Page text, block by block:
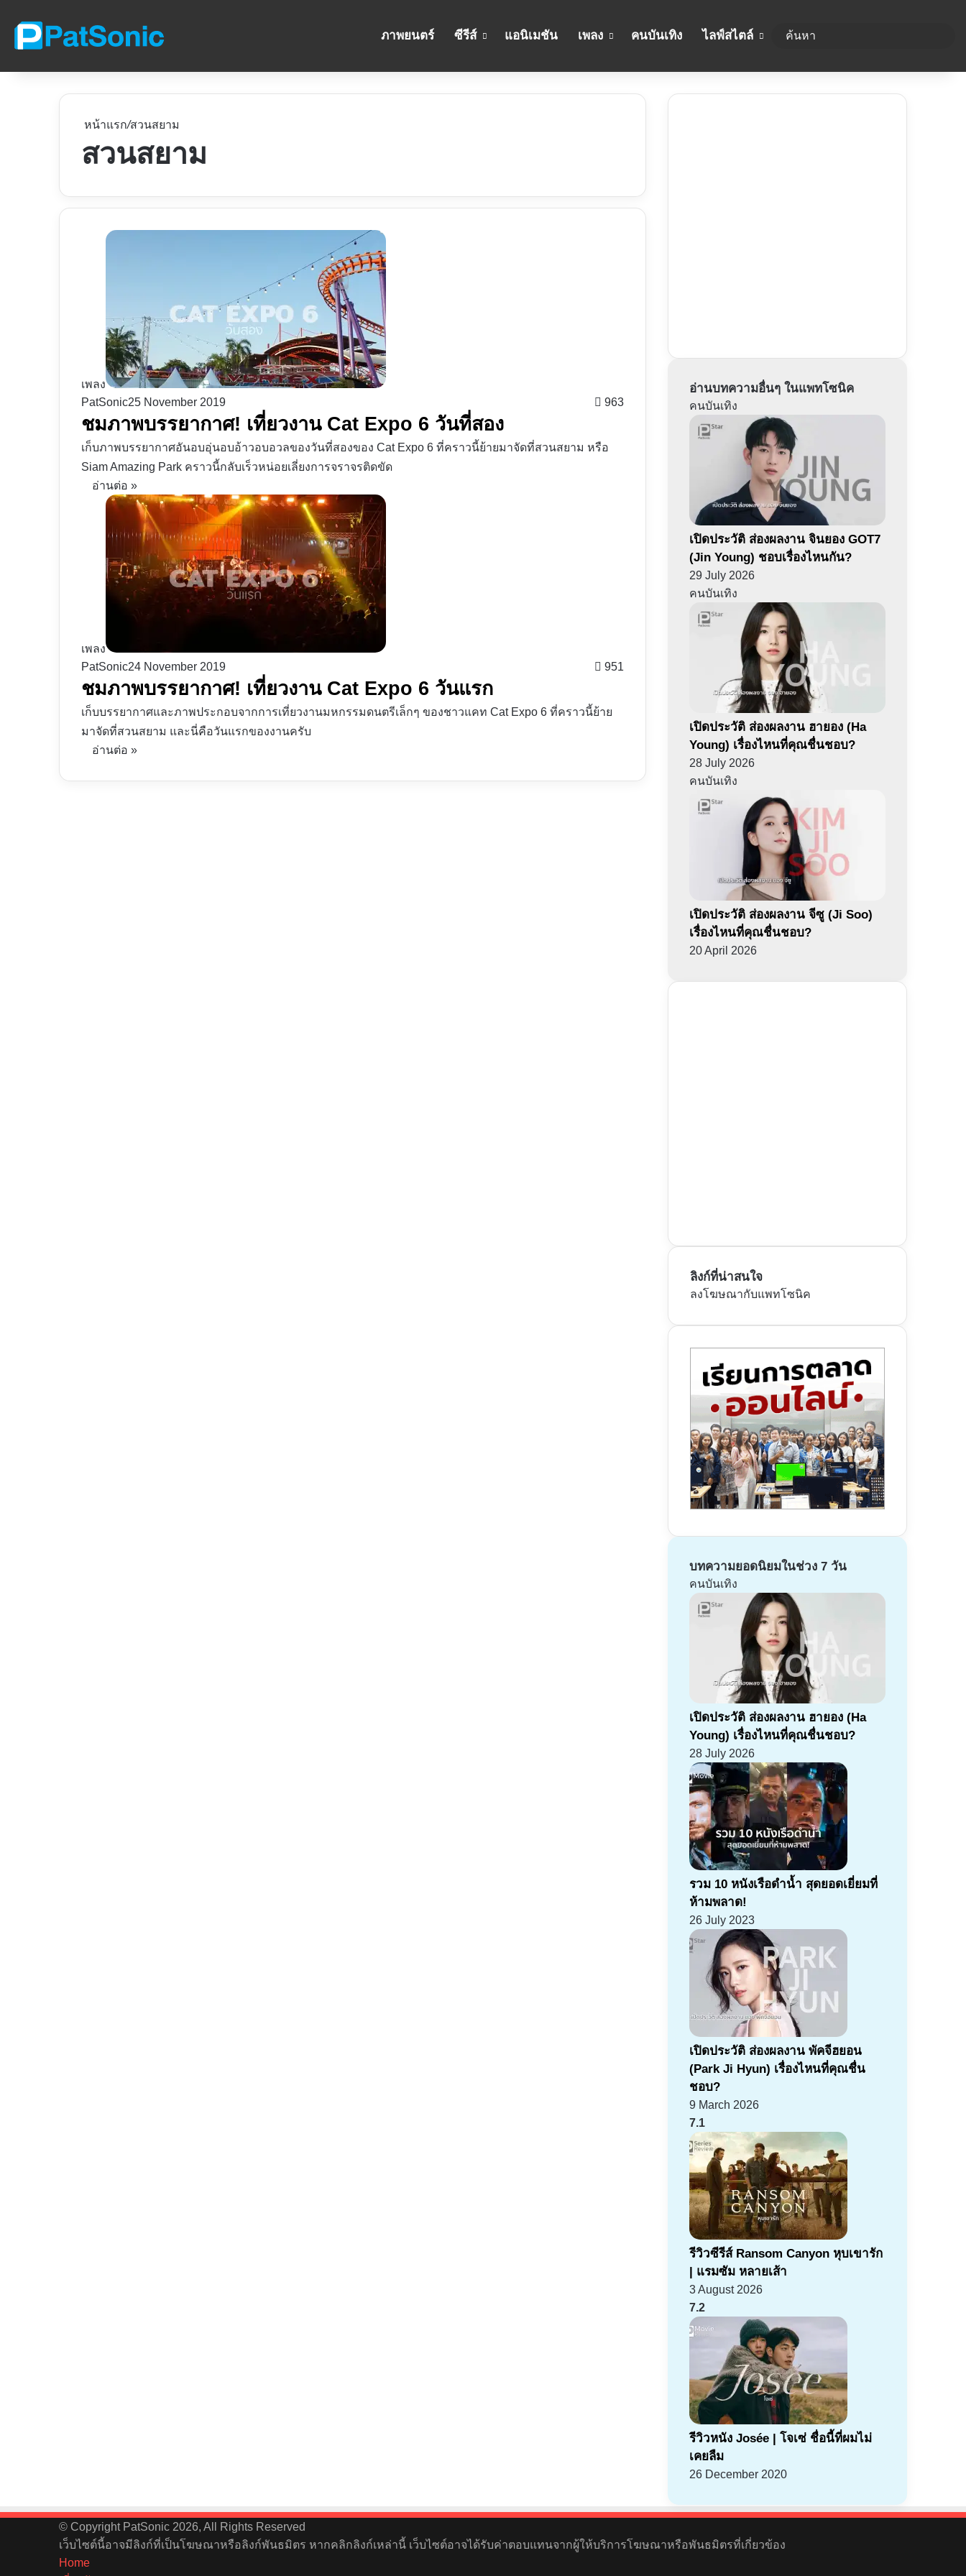
ภาพยนตร์ ซีรีส์ แอนิเมชัน เพลง คนบันเทิง ไลฟ์สไตล์
หน้าแรก/สวนสยาม
สวนสยาม
เพลง
PatSonic25 November 2019 963
ชมภาพบรรยากาศ! เที่ยวงาน Cat Expo 6 วันที่สอง
เก็บภาพบรรยากาศอันอบอุ่นอบอ้าวอบอวลของวันที่สองของ Cat Expo 6 ที่คราวนี้ย้ายมาจัดที่สวนสยาม หรือ
Siam Amazing Park คราวนี้กลับเร็วหน่อยเลี่ยงการจราจรติดขัด
อ่านต่อ »
เพลง
PatSonic24 November 2019 951
ชมภาพบรรยากาศ! เที่ยวงาน Cat Expo 6 วันแรก
เก็บบรรยากาศและภาพประกอบจากการเที่ยวงานมหกรรมดนตรีเล็กๆ ของชาวแคท Cat Expo 6 ที่คราวนี้ย้าย
มาจัดที่สวนสยาม และนี่คือวันแรกของงานครับ
อ่านต่อ »
อ่านบทความอื่นๆ ในแพทโซนิค
คนบันเทิง
เปิดประวัติ ส่องผลงาน จินยอง GOT7
(Jin Young) ชอบเรื่องไหนกัน?
29 July 2026
คนบันเทิง
เปิดประวัติ ส่องผลงาน ฮายอง (Ha
Young) เรื่องไหนที่คุณชื่นชอบ?
28 July 2026
คนบันเทิง
เปิดประวัติ ส่องผลงาน จีซู (Ji Soo)
เรื่องไหนที่คุณชื่นชอบ?
20 April 2026
ลิงก์ที่น่าสนใจ
ลงโฆษณากับแพทโซนิค
บทความยอดนิยมในช่วง 7 วัน
คนบันเทิง
เปิดประวัติ ส่องผลงาน ฮายอง (Ha
Young) เรื่องไหนที่คุณชื่นชอบ?
28 July 2026
รวม 10 หนังเรือดำน้ำ สุดยอดเยี่ยมที่
ห้ามพลาด!
26 July 2023
เปิดประวัติ ส่องผลงาน พัคจีฮยอน
(Park Ji Hyun) เรื่องไหนที่คุณชื่น
ชอบ?
9 March 2026
7.1
รีวิวซีรีส์ Ransom Canyon หุบเขารัก
| แรมซัม หลายเส้า
3 August 2026
7.2
รีวิวหนัง Josée | โจเซ่ ชื่อนี้ที่ผมไม่
เคยลืม
26 December 2020
© Copyright PatSonic 2026, All Rights Reserved
เว็บไซต์นี้อาจมีลิงก์ที่เป็นโฆษณาหรือลิงก์พันธมิตร หากคลิกลิงก์เหล่านี้ เว็บไซต์อาจได้รับค่าตอบแทนจากผู้ให้บริการโฆษณาหรือพันธมิตรที่เกี่ยวข้อง
Home